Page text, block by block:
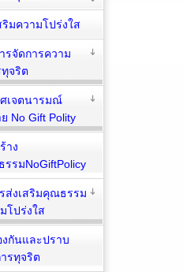
ริมความโปร่งใส
รจัดการความ
ทุจริต
เจตนารมณ์
No Gift Polity
าง
รมNoGiftPolicy
ส่งเสริมคุณธรรม
โปร่งใส
กันและปราบ
รทุจริต